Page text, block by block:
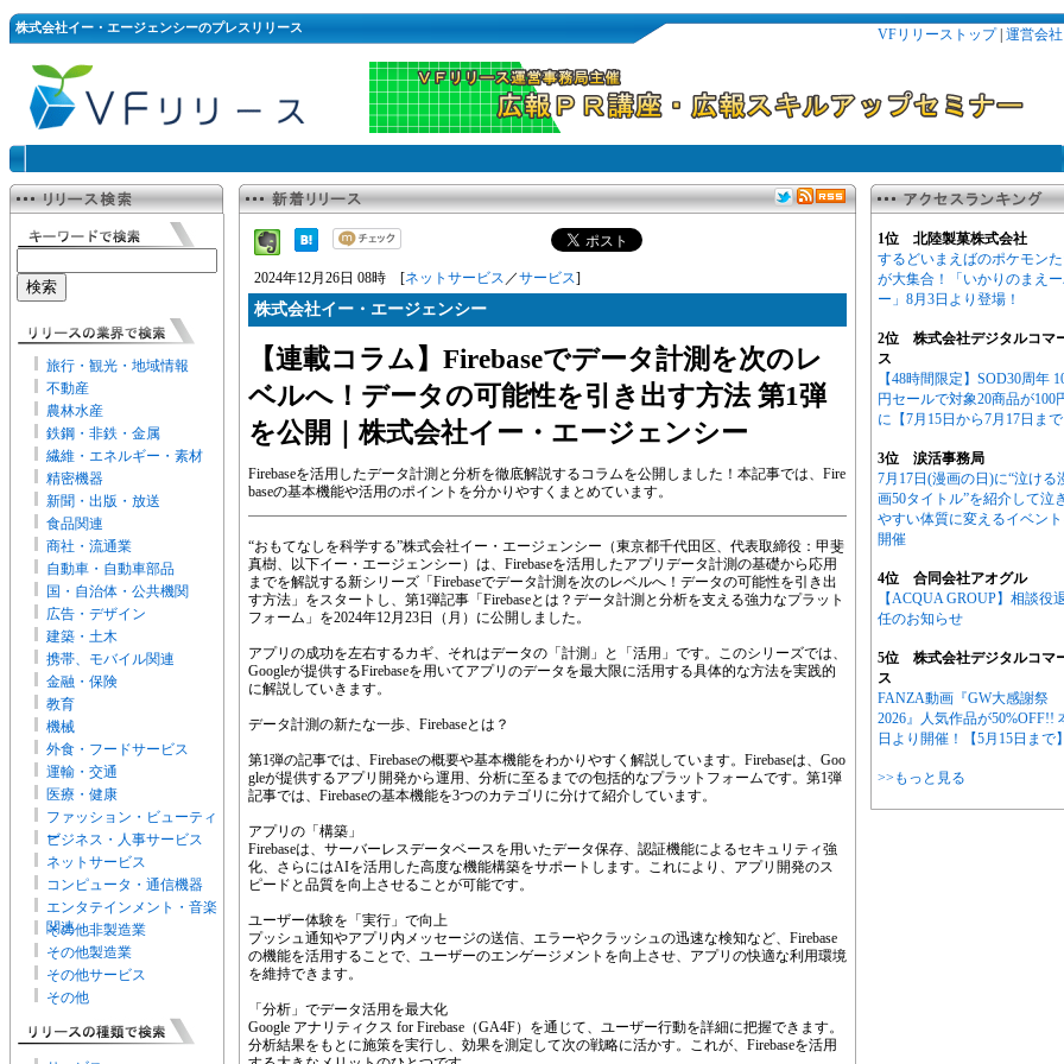
株式会社イー・エージェンシーのプレスリリース VFリリーストップ| 運営会社
旅行・観光・地域情報
不動産
農林水産
鉄鋼・非鉄・金属
繊維・エネルギー・素材
精密機器
新聞・出版・放送
食品関連
商社・流通業
自動車・自動車部品
国・自治体・公共機関
広告・デザイン
建築・土木
携帯、モバイル関連
金融・保険
教育
機械
外食・フードサービス
運輸・交通
医療・健康
ファッション・ビューティ
ー
ビジネス・人事サービス
ネットサービス
コンピュータ・通信機器
エンタテインメント・音楽
関連
その他非製造業
その他製造業
その他サービス
その他
2024年12月26日 08時 [ネットサービス ／サービス]
株式会社イー・エージェンシー
【連載コラム】Firebaseでデータ計測を次のレ
ベルへ！データの可能性を引き出す方法 第1弾
を公開｜株式会社イー・エージェンシー
Firebaseを活用したデータ計測と分析を徹底解説するコラムを公開しました！本記事では、Fire
baseの基本機能や活用のポイントを分かりやすくまとめています。
“おもてなしを科学する”株式会社イー・エージェンシー（東京都千代田区、代表取締役：甲斐
真樹、以下イー・エージェンシー）は、Firebaseを活用したアプリデータ計測の基礎から応用
までを解説する新シリーズ「Firebaseでデータ計測を次のレベルへ！データの可能性を引き出
す方法」をスタートし、第1弾記事「Firebaseとは？データ計測と分析を支える強力なプラット
フォーム」を2024年12月23日（月）に公開しました。
アプリの成功を左右するカギ、それはデータの「計測」と「活用」です。このシリーズでは、
Googleが提供するFirebaseを用いてアプリのデータを最大限に活用する具体的な方法を実践的
に解説していきます。
データ計測の新たな一歩、Firebaseとは？
第1弾の記事では、Firebaseの概要や基本機能をわかりやすく解説しています。Firebaseは、Goo
gleが提供するアプリ開発から運用、分析に至るまでの包括的なプラットフォームです。第1弾
記事では、Firebaseの基本機能を3つのカテゴリに分けて紹介しています。
アプリの「構築」
Firebaseは、サーバーレスデータベースを用いたデータ保存、認証機能によるセキュリティ強
化、さらにはAIを活用した高度な機能構築をサポートします。これにより、アプリ開発のス
ピードと品質を向上させることが可能です。
ユーザー体験を「実行」で向上
プッシュ通知やアプリ内メッセージの送信、エラーやクラッシュの迅速な検知など、Firebase
の機能を活用することで、ユーザーのエンゲージメントを向上させ、アプリの快適な利用環境
を維持できます。
「分析」でデータ活用を最大化
Google アナリティクス for Firebase（GA4F）を通じて、ユーザー行動を詳細に把握できます。
分析結果をもとに施策を実行し、効果を測定して次の戦略に活かす。これが、Firebaseを活用
1位 北陸製菓株式会社
するどいまえばのポケモン
が大集合！「いかりのまえ
ー」8月3日より登場！
2位 株式会社デジタルコマ
ス
【48時間限定】SOD30周年
円セールで対象20商品が100
に【7月15日から7月17日まで
3位 涙活事務局
7月17日(漫画の日)に“泣ける
画50タイトル”を紹介して泣
やすい体質に変えるイベン
開催
4位 合同会社アオグル
【ACQUA GROUP】相談役
任のお知らせ
5位 株式会社デジタルコマ
ス
FANZA動画『GW大感謝祭
2026』人気作品が50%OFF!!
日より開催！【5月15日まで】
>>もっと見る